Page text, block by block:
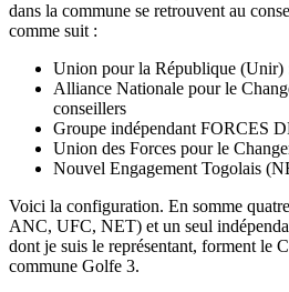
dans la commune se retrouvent au
comme suit :
Union pour la République (Unir)
Alliance Nationale pour le
conseillers
Groupe indépendant FORCES
Union des Forces pour le
Nouvel Engagement Togolais
Voici la configuration. En somme
ANC, UFC, NET) et un seul
dont je suis le représentant, forment le
commune Golfe 3.